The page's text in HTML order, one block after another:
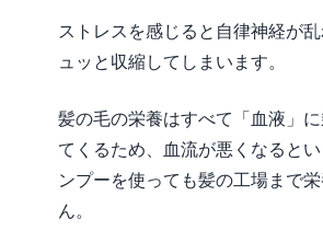
ストレスを感じると自律神経が
ュッと収縮してしまいます。
髪の毛の栄養はすべて「血液」
てくるため、血流が悪くなると
ンプーを使っても髪の工場まで
ん。